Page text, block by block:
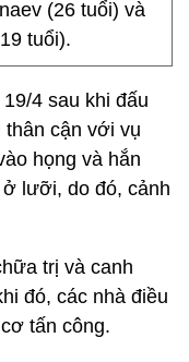
(26 tuổi) và
tuổi).
4 sau khi đấu
thân cận với vụ
họng và hắn
lưỡi, do đó, cảnh
trị và canh
đó, các nhà điều
tấn công.